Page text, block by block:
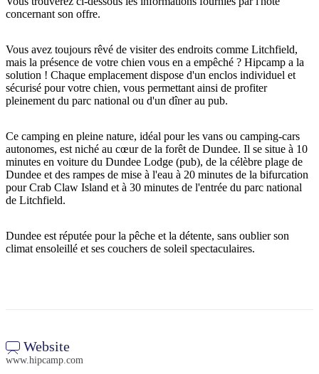
Rechercher:
up
concernant son offre.
Vous avez toujours rêvé de visiter des endroits comme Litchfield,
mais la présence de votre chien vous en a empêché ? Hipcamp a la
solution ! Chaque emplacement dispose d'un enclos individuel et
sécurisé pour votre chien, vous permettant ainsi de profiter
pleinement du parc national ou d'un dîner au pub.
Ce camping en pleine nature, idéal pour les vans ou camping-cars
autonomes, est niché au cœur de la forêt de Dundee. Il se situe à 10
minutes en voiture du Dundee Lodge (pub), de la célèbre plage de
Dundee et des rampes de mise à l'eau à 20 minutes de la bifurcation
pour Crab Claw Island et à 30 minutes de l'entrée du parc national
de Litchfield.
Dundee est réputée pour la pêche et la détente, sans oublier son
climat ensoleillé et ses couchers de soleil spectaculaires.
Website
www.hipcamp.com